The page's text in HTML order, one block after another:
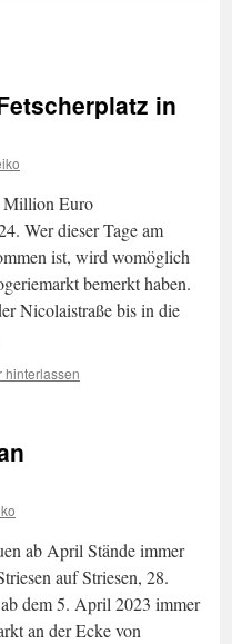
in
Million Euro
Wer dieser Tage am
ist, wird womöglich
bemerkt haben.
Nicolaistraße bis in die
hinterlassen
ab April Stände immer
auf Striesen, 28.
dem 5. April 2023 immer
an der Ecke von